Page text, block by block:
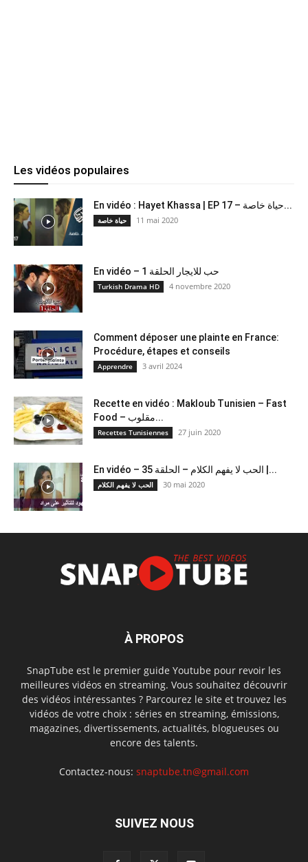
Les vidéos populaires
En vidéo : Hayet Khassa | EP 17 – حياة خاصة...
حياة خاصة 11 mai 2020
En vidéo – حب للايجار الحلقة 1
Turkish Drama HD 4 novembre 2020
Comment déposer une plainte en France:
Procédure, étapes et conseils
Apprendre 3 avril 2024
Recette en vidéo : Makloub Tunisien – Fast
Food – مقلوب...
Recettes Tunisiennes 27 juin 2020
En vidéo – الحب لا يفهم الكلام – الحلقة 35 |...
الحب لا يفهم الكلام 30 mai 2020
À PROPOS
SnapTube est le premier guide Youtube pour revoir les
meilleures vidéos en streaming. Vous souhaitez découvrir
des vidéos intéressantes ? Parcourez le site et trouvez les
vidéos de votre choix : séries en streaming, émissions,
magazines, divertissements, actualités, blogueuses ou
encore des talents.
Contactez-nous: snaptube.tn@gmail.com
SUIVEZ NOUS